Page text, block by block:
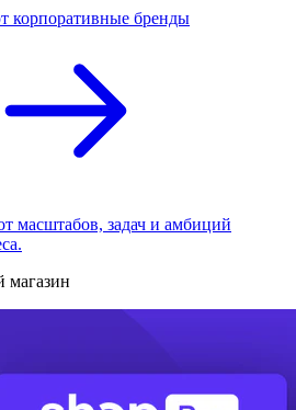
корпоративные бренды
масштабов, задач и амбиций
магазин